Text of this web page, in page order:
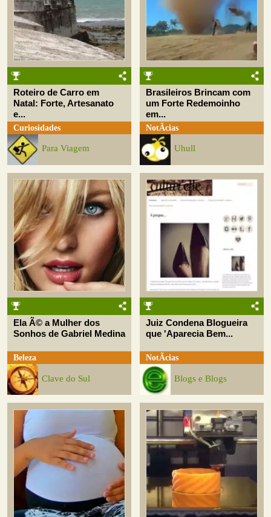
Roteiro de Carro em
Natal: Forte, Artesanato
e...
Curiosidades
Para Viagem
Brasileiros Brincam com
um Forte Redemoinho
em...
NotÃ­cias
Uhull
Ela Ã© a Mulher dos
Sonhos de Gabriel Medina
Beleza
Clave do Sul
Juiz Condena Blogueira
que 'Aparecia Bem...
NotÃ­cias
Blogs e Blogs